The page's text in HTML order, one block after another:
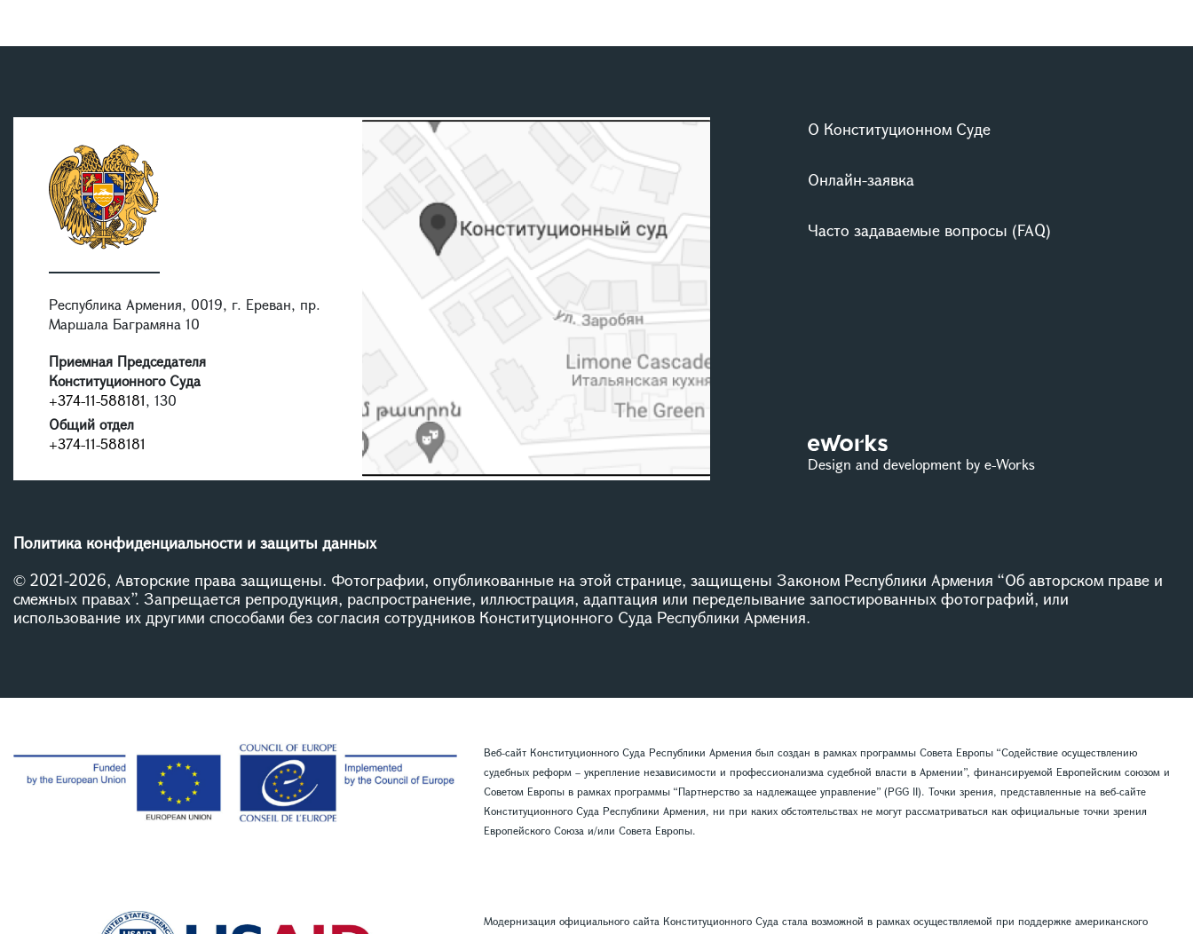
Республика Армения, 0019, г. Ереван, пр.
Маршала Баграмяна 10
Приемная Председателя
Конституционного Суда
+374-11-588181, 130
Общий отдел
+374-11-588181
О Конституционном Суде
Онлайн-заявка
Часто задаваемые вопросы (FAQ)
Design and development by e-Works
Политика конфиденциальности и защиты данных
© 2021-2026, Авторские права защищены. Фотографии, опубликованные на этой странице, защищены Законом Республики Армения “Об авторском праве и
смежных правах”. Запрещается репродукция, распространение, иллюстрация, адаптация или переделывание запостированных фотографий, или
использование их другими способами без согласия сотрудников Конституционного Суда Республики Армения.
Веб-сайт Конституционного Суда Республики Армения был создан в рамках программы Совета Европы “Содействие осуществлению
судебных реформ – укрепление независимости и профессионализма судебной власти в Армении”, финансируемой Европейским союзом и
Советом Европы в рамках программы “Партнерство за надлежащее управление” (PGG II). Точки зрения, представленные на веб-сайте
Конституционного Суда Республики Армения, ни при каких обстоятельствах не могут рассматриваться как официальные точки зрения
Европейского Союза и/или Совета Европы.
Модернизация официального сайта Конституционного Суда стала возможной в рамках осуществляемой при поддержке американского